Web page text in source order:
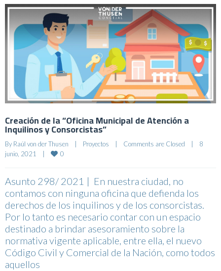
Creación de la “Oficina Municipal de Atención a
Inquilinos y Consorcistas”
By Raúl von der Thusen Proyectos Comments are Closed
8
junio, 2021
0
Asunto 298/ 2021 | En nuestra ciudad, no
contamos con ninguna oficina que defienda los
derechos de los inquilinos y de los consorcistas.
Por lo tanto es necesario contar con un espacio
destinado a brindar asesoramiento sobre la
normativa vigente aplicable, entre ella, el nuevo
Código Civil y Comercial de la Nación, como todos
aquellos